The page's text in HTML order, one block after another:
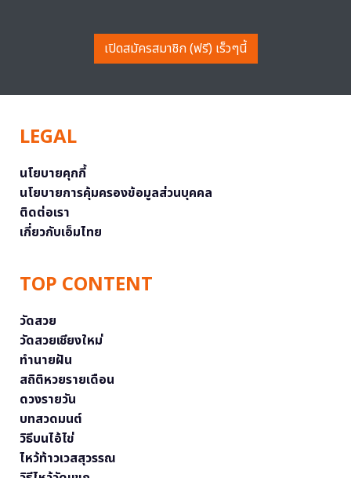
เปิดสมัครสมาชิก (ฟรี) เร็วๆนี้
LEGAL
นโยบายคุกกี้
นโยบายการคุ้มครองข้อมูลส่วนบุคคล
ติดต่อเรา
เกี่ยวกับเอ็มไทย
TOP CONTENT
วัดสวย
วัดสวยเชียงใหม่
ทำนายฝัน
สถิติหวยรายเดือน
ดวงรายวัน
บทสวดมนต์
วิธีบนไอ้ไข่
ไหว้ท้าวเวสสุวรรณ